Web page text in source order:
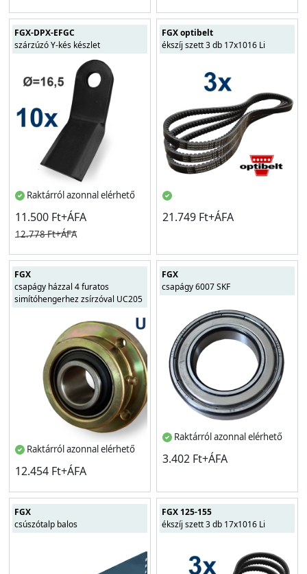
FGX-DPX-EFGC
szárzúzó Y-kés készlet
Raktárról azonnal elérhető
11.500 Ft+ÁFA
12.778 Ft+ÁFA
FGX optibelt
ékszíj szett 3 db 17x1016 Li
21.749 Ft+ÁFA
FGX
csapágy házzal 4 furatos
simítóhengerhez zsírzóval UC205
Raktárról azonnal elérhető
12.454 Ft+ÁFA
FGX
csapágy 6007 SKF
Raktárról azonnal elérhető
3.402 Ft+ÁFA
FGX
csúszótalp balos
FGX 125-155
ékszíj szett 3 db 17x1016 Li